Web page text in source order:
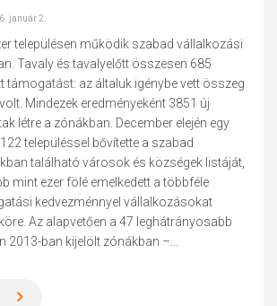
január 2.
településen működik szabad vállalkozási
Tavaly és tavalyelőtt összesen 685
támogatást: az általuk igénybe vett összeg
Mindezek eredményeként 3851 új
létre a zónákban. December elején egy
településsel bővítette a szabad
található városok és községek listáját,
mint ezer fölé emelkedett a többféle
kedvezménnyel vállalkozásokat
Az alapvetően a 47 leghátrányosabb
2013-ban kijelölt zónákban –...